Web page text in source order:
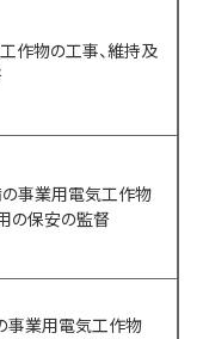
作物の工事、維持及
事業用電気工作物
の保安の監督
事業用電気工作物